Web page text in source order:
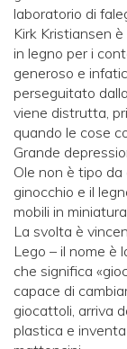
laboratorio di
Kirk Kristiansen
in legno per i
generoso e
perseguitato
viene distrutta,
quando le cose
Grande
Ole non è tipo da
ginocchio e il
mobili in
La svolta è
Lego – il nome è
che significa
capace di
giocattoli, arriva
plastica e